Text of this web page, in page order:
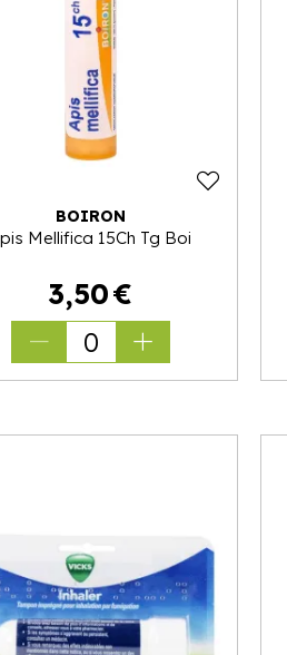
BOIRON
Mellifica 15Ch Tg Boi
3,50€
0